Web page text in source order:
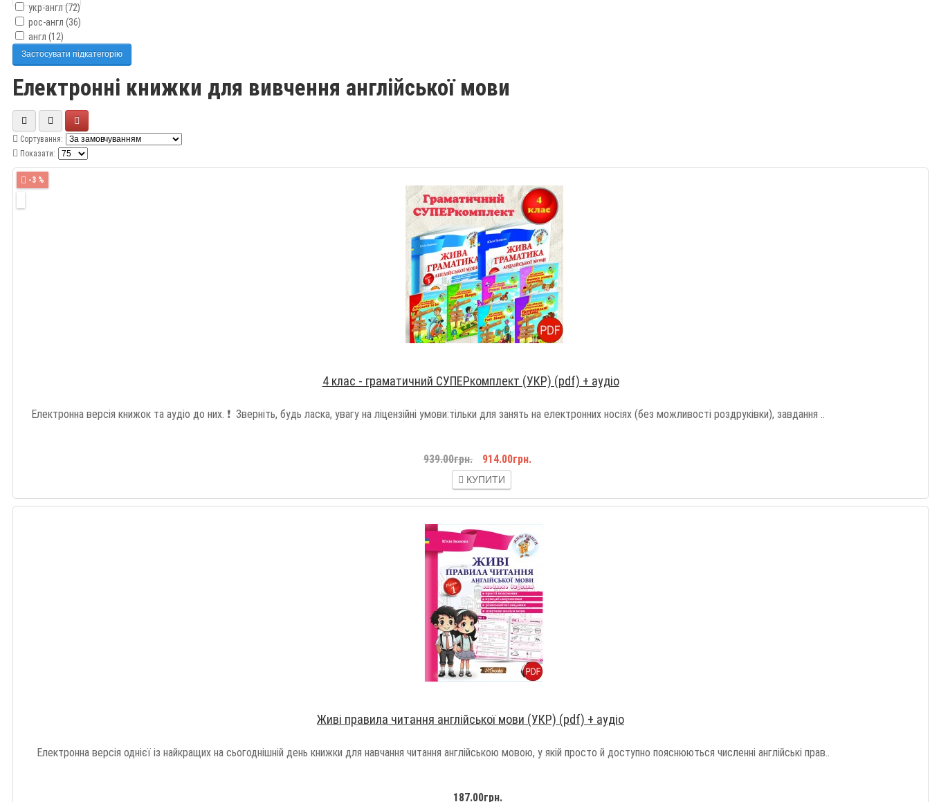
укр-англ (72)
рос-англ (36)
англ (12)
Застосувати підкатегорію
Електронні книжки для вивчення англійської мови
Сортування:
Показати:
-3 %
4 клас - граматичний СУПЕРкомплект (УКР) (pdf) + аудіо
Електронна версія книжок та аудіо до них. ❗️ Зверніть, будь ласка, увагу на ліцензійні умови:тільки для занять на електронних носіях (без можливості роздруківки), завдання ..
939.00грн. 914.00грн.
КУПИТИ
Живі правила читання англійської мови (УКР) (pdf) + аудіо
Електронна версія однієї із найкращих на сьогоднішній день книжки для навчання читання англійською мовою, у якій просто й доступно пояснюються численні англійські прав..
187.00грн.